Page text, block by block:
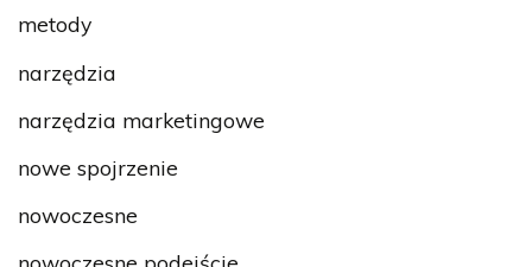
metody
narzędzia
narzędzia marketingowe
nowe spojrzenie
nowoczesne